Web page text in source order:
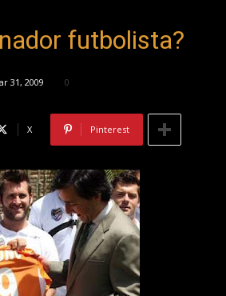
futbolista?
31, 2009 0
X Pinterest